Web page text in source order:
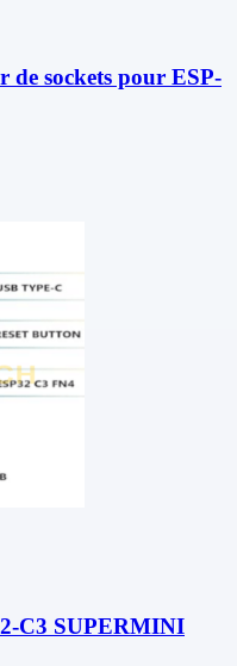
de sockets pour ESP-
C3 SUPERMINI